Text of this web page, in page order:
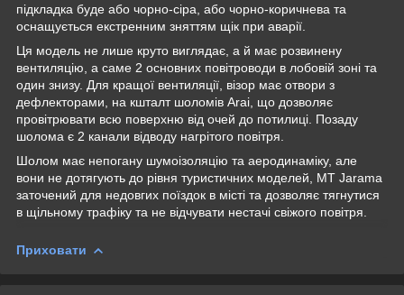
підкладка буде або чорно-сіра, або чорно-коричнева та
оснащується екстренним зняттям щік при аварії.
Ця модель не лише круто виглядає, а й має розвинену
вентиляцію, а саме 2 основних повітроводи в лобовій зоні та
один знизу. Для кращої вентиляції, візор має отвори з
дефлекторами, на кшталт шоломів Arai, що дозволяє
провітрювати всю поверхню від очей до потилиці. Позаду
шолома є 2 канали відводу нагрітого повітря.
Шолом має непогану шумоізоляцію та аеродинаміку, але
вони не дотягують до рівня туристичних моделей, MT Jarama
заточений для недовгих поїздок в місті та дозволяє тягнутися
в щільному трафіку та не відчувати нестачі свіжого повітря.
Приховати